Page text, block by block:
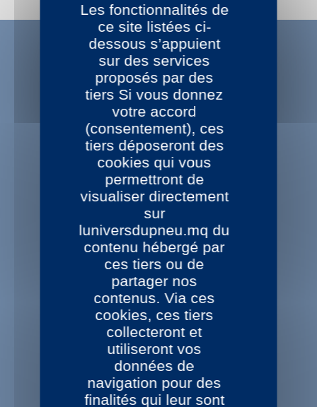
LES PRIX BAS
Prix bas toute l'année
NOS 15 CENTRES DE MONTAGE
Disponibles 24/48H
dans votre centre L’Univers du Pneu
+ 1000 REFERENCES
De pneus disponibles
Nouveautés permanentes
Les fonctionnalités de
ce site listées ci-
dessous s’appuient
sur des services
proposés par des
tiers Si vous donnez
votre accord
(consentement), ces
tiers déposeront des
cookies qui vous
permettront de
visualiser directement
sur
luniversdupneu.mq du
contenu hébergé par
ces tiers ou de
partager nos
contenus. Via ces
cookies, ces tiers
collecteront et
utiliseront vos
données de
navigation pour des
finalités qui leur sont